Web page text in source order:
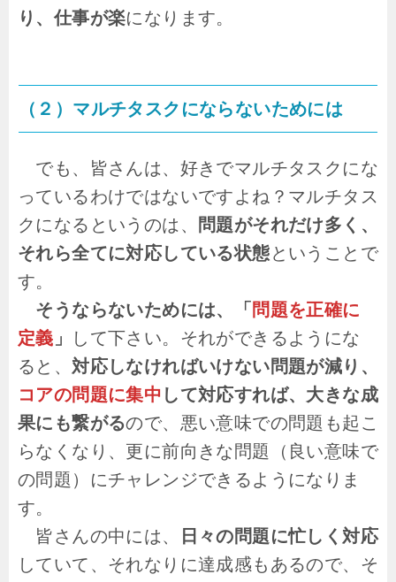
り、仕事が楽になります。
（２）マルチタスクにならないためには
でも、皆さんは、好きでマルチタスクにな
っているわけではないですよね？マルチタス
クになるというのは、
問題がそれだけ多く、
それら全てに対応している状態ということで
す。
そうならないためには、「 問題を正確に
定義 」
して下さい。それができるようにな
ると、 対応しなければいけない問題が減り、
コアの問題に集中 して対応すれば、大きな成
果にも繋がるので、悪い意味での問題も起こ
らなくなり、更に前向きな問題（良い意味で
の問題）にチャレンジできるようになりま
す。
皆さんの中には、
日々の問題に忙しく対応
していて、それなりに達成感もあるので、そ